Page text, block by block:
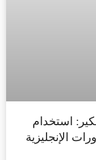
استخدام
الإنجليزية